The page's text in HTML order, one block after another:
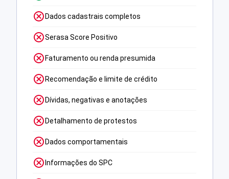
Dados cadastrais completos
Serasa Score Positivo
Faturamento ou renda presumida
Recomendação e limite de crédito
Dívidas, negativas e anotações
Detalhamento de protestos
Dados comportamentais
Informações do SPC